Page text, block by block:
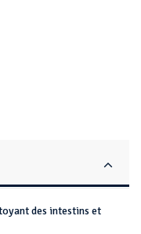
des intestins et